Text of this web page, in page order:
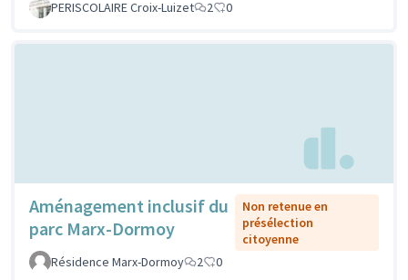
PERISCOLAIRE Croix-Luizet 2 0
Aménagement inclusif du
parc Marx-Dormoy
Non retenue en
présélection
citoyenne
Résidence Marx-Dormoy
2 0